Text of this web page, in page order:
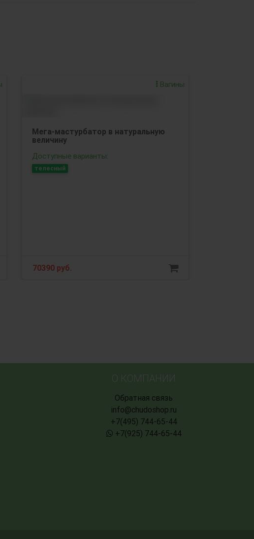
Вагины
Мега-мастурбатор в натуральную
величину
Доступные варианты:
телесный
70390 руб.
О КОМПАНИИ
Обратная связь
info@chudoshop.ru
+7(495) 744-65-44
+7(925) 744-65-44